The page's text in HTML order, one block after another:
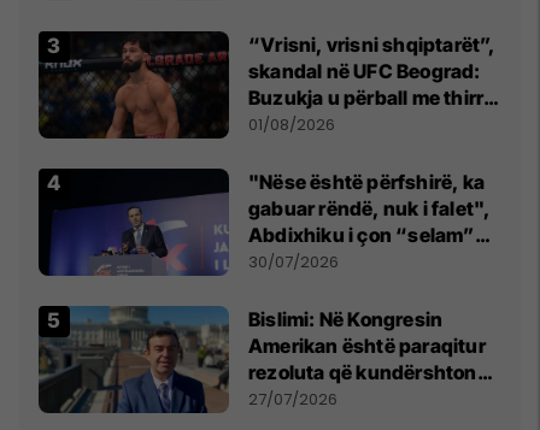
“Vrisni, vrisni shqiptarët”,
skandal në UFC Beograd:
Buzukja u përball me thirrje
anti-shqiptare nga
01/08/2026
"Nëse është përfshirë, ka
gabuar rëndë, nuk i falet",
Abdixhiku i çon “selam”
Përparim Ramës
30/07/2026
Bislimi: Në Kongresin
Amerikan është paraqitur
rezoluta që kundërshton
mbajtjen e Asamblesë
27/07/2026